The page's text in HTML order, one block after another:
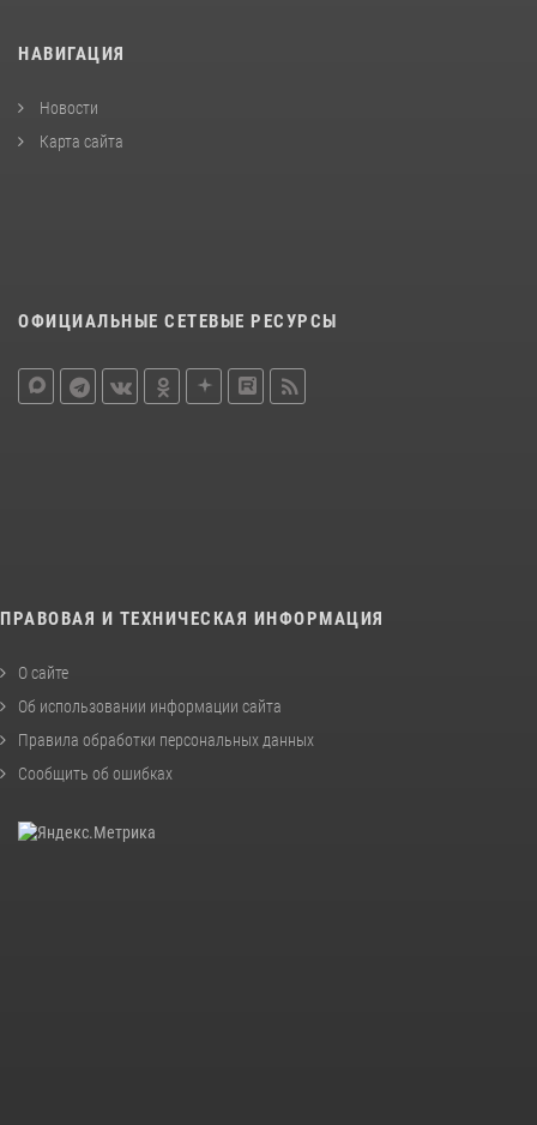
НАВИГАЦИЯ
Новости
Карта сайта
ОФИЦИАЛЬНЫЕ СЕТЕВЫЕ РЕСУРСЫ
ПРАВОВАЯ И ТЕХНИЧЕСКАЯ ИНФОРМАЦИЯ
О сайте
Об использовании информации сайта
Правила обработки персональных данных
Сообщить об ошибках